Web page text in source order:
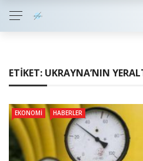
ETIKET: UKRAYNA’NIN
EKONOMI HABERLER